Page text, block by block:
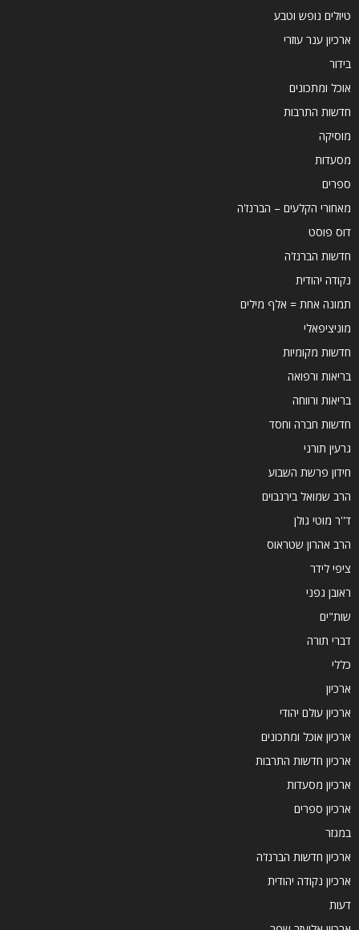
טיולים נופש וטבע
ארכיון ענר עוזרי
בידור
אוכל ומתכונים
חדשות התרבות
מוסיקה
מסעדות
ספרים
מאחורי הקלעים – הברנז'ה
דוס פוסט
חדשות הברנז'ה
נקודה יהודית
תמונה אחת = אלף מילים
מוניציפאלי
חדשות מקומיות
בריאות ורפואה
בריאות ורווחה
חדשות חברה וחסד
גרעין תורני
חידון פרשת השבוע
הרב שמואל בירנבוים
ד''ר מוטי גולן
הרב אהרון שטראוס
ציפי לידר
ראובן גפני
שות"ים
דברי תורה
כללי
ארכיון
ארכיון עולם יהודי
ארכיון אוכל ומתכונים
ארכיון חדשות התרבות
ארכיון מסעדות
ארכיון ספרים
במגזר
ארכיון חדשות הברנז'ה
ארכיון נקודה יהודית
דעות